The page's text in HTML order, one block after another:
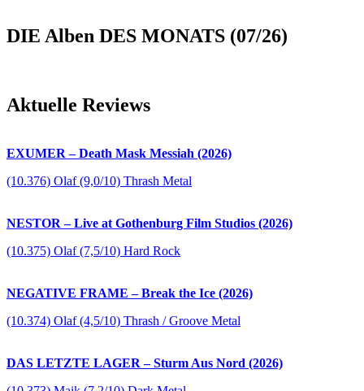
DIE Alben DES MONATS (07/26)
Aktuelle Reviews
EXUMER – Death Mask Messiah (2026)
(10.376) Olaf (9,0/10) Thrash Metal
NESTOR – Live at Gothenburg Film Studios (2026)
(10.375) Olaf (7,5/10) Hard Rock
NEGATIVE FRAME – Break the Ice (2026)
(10.374) Olaf (4,5/10) Thrash / Groove Metal
DAS LETZTE LAGER – Sturm Aus Nord (2026)